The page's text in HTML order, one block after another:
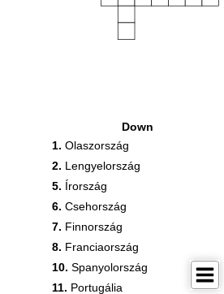
Down
1. Olaszország
2. Lengyelország
5. Írország
6. Csehország
7. Finnország
8. Franciaország
10. Spanyolország
11. Portugália